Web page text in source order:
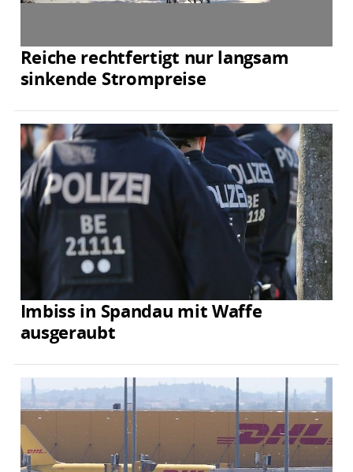
Reiche rechtfertigt nur langsam
sinkende Strompreise
Imbiss in Spandau mit Waffe
ausgeraubt